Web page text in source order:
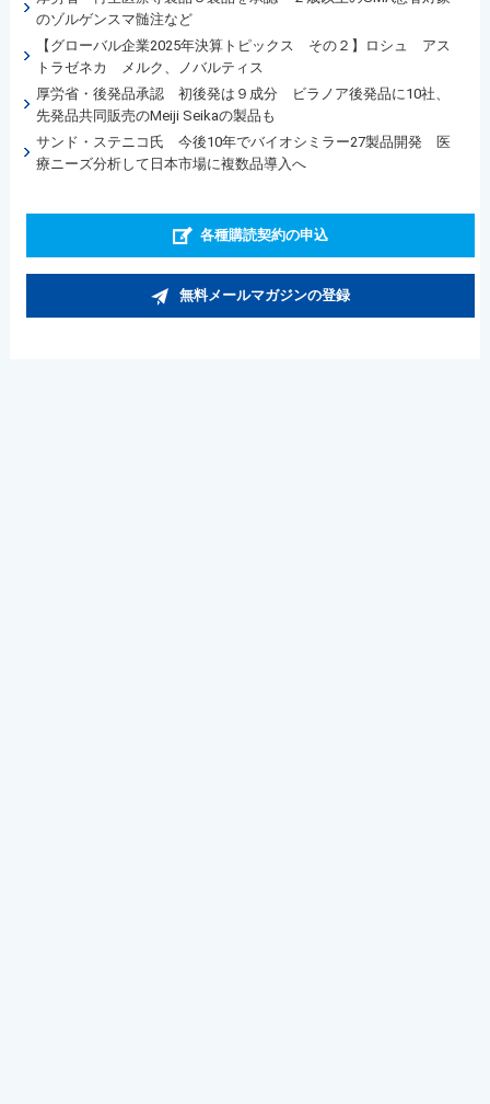
のゾルゲンスマ髄注など
【グローバル企業2025年決算トピックス その２】ロシュ アス
トラゼネカ メルク、ノバルティス
厚労省・後発品承認 初後発は９成分 ビラノア後発品に10社、
先発品共同販売のMeiji Seikaの製品も
サンド・ステニコ氏 今後10年でバイオシミラー27製品開発 医
療ニーズ分析して日本市場に複数品導入へ
各種購読契約の申込
無料メールマガジンの登録